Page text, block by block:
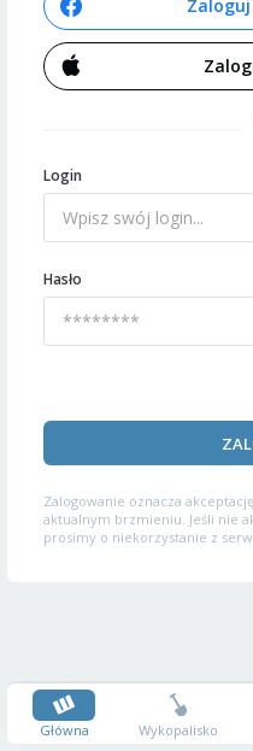
Login
Hasło
Zalogowanie oznacza akceptację
aktualnym brzmieniu. Jeśli nie
prosimy o niekorzystanie z
Główna Wykopalisko